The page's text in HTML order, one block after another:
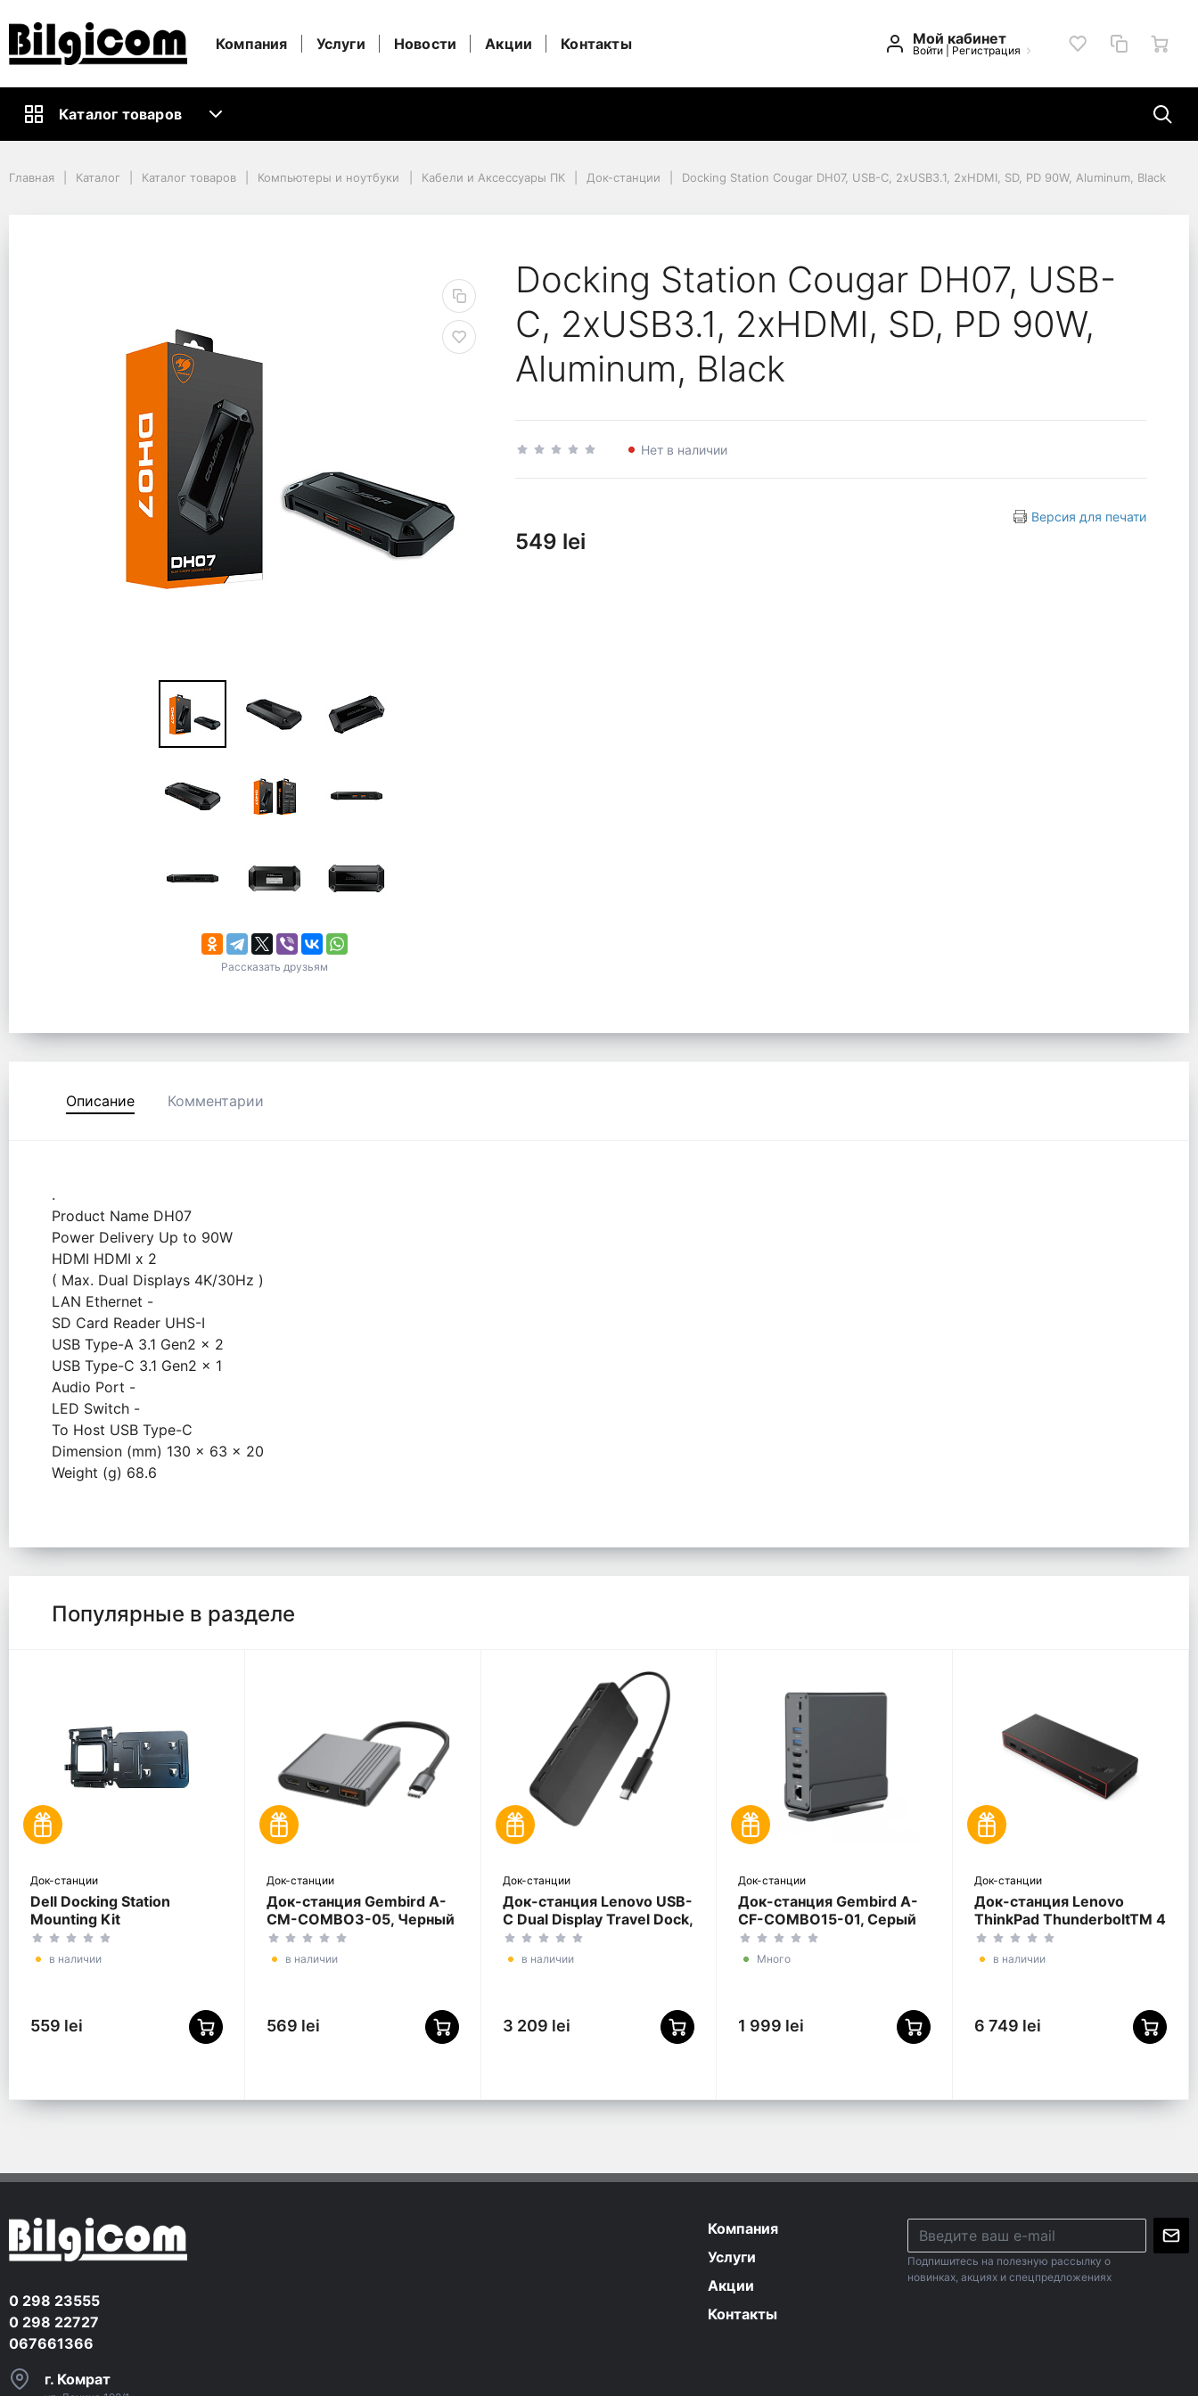
Мой кабинет
Войти| Регистрация
Компания Услуги Новости Акции Контакты
Каталог товаров
Главная
Компьютеры и ноутбуки
Кабели и Аксессуары ПК
Главная Каталог Каталог товаров Компьютеры и ноутбуки Кабели и Аксессуары ПК Док-станции Docking Station Cougar DH07, USB-C, 2xUSB3.1, 2xHDMI, SD, PD 90W, Aluminum, Black
Рассказать друзьям
Docking Station Cougar DH07, USB-
C, 2xUSB3.1, 2xHDMI, SD, PD 90W,
Aluminum, Black
Нет в наличии
Версия для печати
549 lei
Описание Комментарии
.
Product Name DH07
Power Delivery Up to 90W
HDMI HDMI x 2
( Max. Dual Displays 4K/30Hz )
LAN Ethernet -
SD Card Reader UHS-I
USB Type-A 3.1 Gen2 x 2
USB Type-C 3.1 Gen2 x 1
Audio Port -
LED Switch -
To Host USB Type-C
Dimension (mm) 130 x 63 x 20
Weight (g) 68.6
Популярные в разделе
Док-станции
Dell Docking Station
Mounting Kit
в наличии
559 lei
Док-станции
Док-станция Gembird A-
CM-COMBO3-05, Черный
в наличии
569 lei
Док-станции
Док-станция Lenovo USB-
C Dual Display Travel Dock,
Черный
в наличии
3 209 lei
Док-станции
Док-станция Gembird A-
CF-COMBO15-01, Серый
Много
1 999 lei
Док-станции
Док-станция Lenovo
ThinkPad ThunderboltTM 4
Smart Dock Gen2 7500,
Черный
в наличии
6 749 lei
0 298 23555
0 298 22727
067661366
г. Комрат
Компания
Услуги
Акции
Контакты
Подпишитесь на полезную рассылку о
новинках, акциях и спецпредложениях